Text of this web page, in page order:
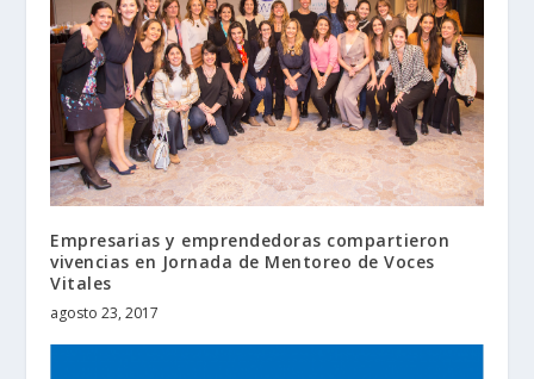
Empresarias y emprendedoras compartieron
vivencias en Jornada de Mentoreo de Voces
Vitales
agosto 23, 2017